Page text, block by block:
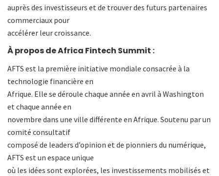
auprès des investisseurs et de trouver des futurs partenaires
commerciaux pour
accélérer leur croissance.
À propos de Africa Fintech Summit :
AFTS est la première initiative mondiale consacrée à la
technologie financière en
Afrique. Elle se déroule chaque année en avril à Washington
et chaque année en
novembre dans une ville différente en Afrique. Soutenu par un
comité consultatif
composé de leaders d’opinion et de pionniers du numérique,
AFTS est un espace unique
où les idées sont explorées, les investissements mobilisés et